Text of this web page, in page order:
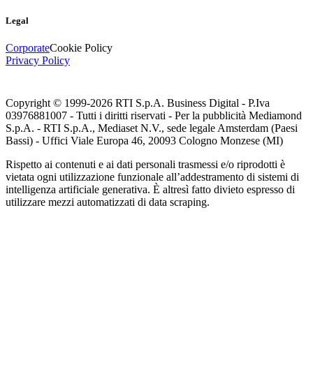
Legal
CorporateCookie Policy
Privacy Policy
Copyright © 1999-2026 RTI S.p.A. Business Digital - P.Iva
03976881007 - Tutti i diritti riservati - Per la pubblicità Mediamond
S.p.A. - RTI S.p.A., Mediaset N.V., sede legale Amsterdam (Paesi
Bassi) - Uffici Viale Europa 46, 20093 Cologno Monzese (MI)
Rispetto ai contenuti e ai dati personali trasmessi e/o riprodotti è
vietata ogni utilizzazione funzionale all’addestramento di sistemi di
intelligenza artificiale generativa. È altresì fatto divieto espresso di
utilizzare mezzi automatizzati di data scraping.